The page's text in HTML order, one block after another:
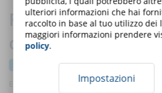
Formazione su
domande e
february 2025
Esplora le risposte ai quesiti comuni sulla
ulteriori informazioni che hai
raccolto in base al tuo utilizzo dei
maggiori informazioni prendere
policy.
Impostazioni